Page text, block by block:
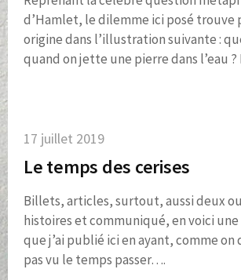
d’Hamlet, le dilemme ici posé trouve
origine dans l’illustration suivante :
quand on jette une pierre dans l’eau
17 juillet 2019
Le temps des cerises
Billets, articles, surtout, aussi deux
histoires et communiqué, en voici
que j’ai publié ici en ayant, comme
pas vu le temps passer….